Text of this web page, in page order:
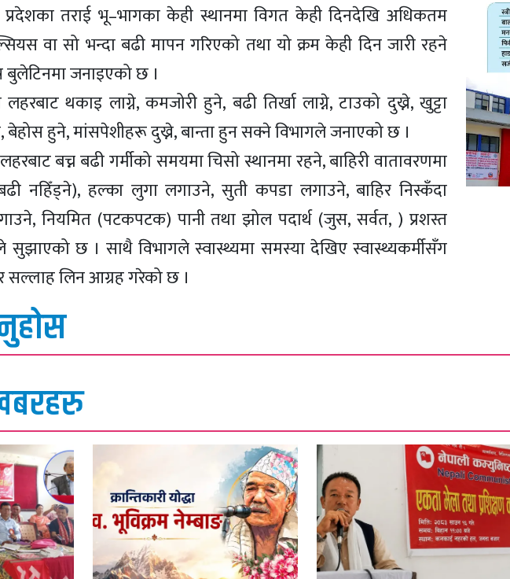
प्रदेशका तराई भू–भागका केही स्थानमा विगत केही दिनदेखि अधिकतम
वा सो भन्दा बढी मापन गरिएको तथा यो क्रम केही दिन जारी रहने
जनाइएको छ ।
लहरबाट थकाइ लाग्ने, कमजोरी हुने, बढी तिर्खा लाग्ने, टाउको दुख्ने, खुट्टा
हुने, मांसपेशीहरू दुख्ने, बान्ता हुन सक्ने विभागले जनाएको छ ।
बच्न बढी गर्मीको समयमा चिसो स्थानमा रहने, बाहिरी वातावरणमा
नहिँड्ने), हल्का लुगा लगाउने, सुती कपडा लगाउने, बाहिर निस्कँदा
नियमित (पटकपटक) पानी तथा झोल पदार्थ (जुस, सर्वत, ) प्रशस्त
सुझाएको छ । साथै विभागले स्वास्थ्यमा समस्या देखिए स्वास्थ्यकर्मीसँग
सल्लाह लिन आग्रह गरेको छ ।